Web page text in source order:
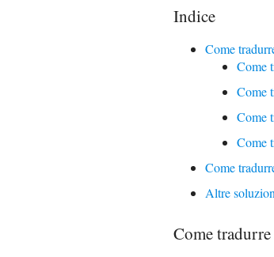
Indice
Come
Come
Come
Come
Come
Come
Altre
Come